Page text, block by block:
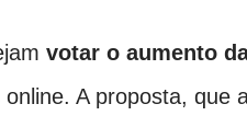
votar o aumento
online. A proposta, que